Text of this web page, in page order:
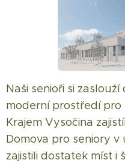
Naši senioři si
moderní prostředí pro
Krajem Vysočina
Domova pro seniory v
zajistili dostatek míst i